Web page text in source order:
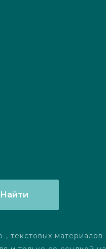
Найти
текстовых материалов